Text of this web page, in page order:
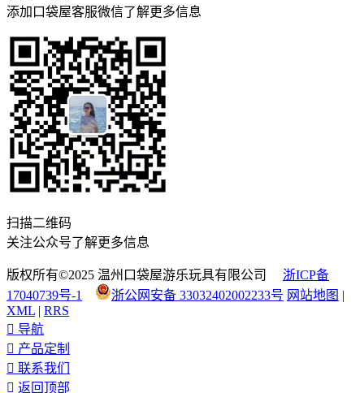
添加口袋屋客服微信了解更多信息
扫描二维码
关注公众号了解更多信息
版权所有©2025 温州口袋屋游乐玩具有限公司 浙ICP备
17040739号-1
浙公网安备 33032402002233号 网站地图 |
XML | RRS
 导航
 产品定制
 联系我们
 返回顶部